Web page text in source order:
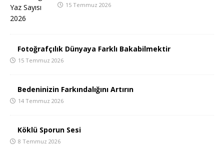
15 Temmuz 2026
Fotoğrafçılık Dünyaya Farklı Bakabilmektir
15 Temmuz 2026
Bedeninizin Farkındalığını Artırın
14 Temmuz 2026
Köklü Sporun Sesi
8 Temmuz 2026